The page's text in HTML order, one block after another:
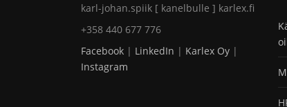
karl-johan.spiik [ kanelbulle ] karlex.fi
+358 440 677 776
Facebook | LinkedIn | Karlex Oy |
Instagram